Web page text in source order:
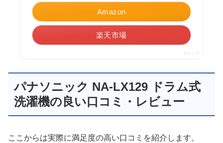
Amazon
楽天市場
ポチップ
パナソニック NA-LX129 ドラム式
洗濯機の良い口コミ・レビュー
ここからは実際に満足度の高い口コミを紹介します。